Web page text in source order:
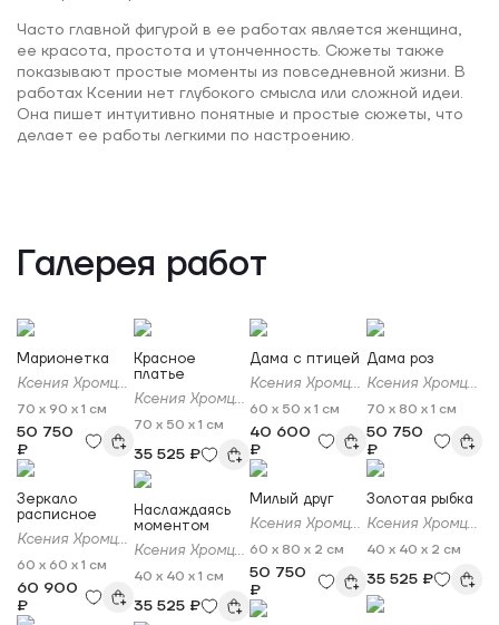
Часто главной фигурой в ее работах является женщина,
ее красота, простота и утонченность. Сюжеты также
показывают простые моменты из повседневной жизни. В
работах Ксении нет глубокого смысла или сложной идеи.
Она пишет интуитивно понятные и простые сюжеты, что
делает ее работы легкими по настроению.
Галерея работ
Марионетка
Ксения Хромцова
70 x 90 x 1 см
50 750
₽
Зеркало
расписное
Ксения Хромцова
60 x 60 x 1 см
60 900
₽
Красное
платье
Ксения Хромцова
70 x 50 x 1 см
35 525 ₽
Наслаждаясь
моментом
Ксения Хромцова
40 x 40 x 1 см
35 525 ₽
Дама с птицей
Ксения Хромцова
60 x 50 x 1 см
40 600
₽
Милый друг
Ксения Хромцова
60 x 80 x 2 см
50 750
₽
Дама роз
Ксения Хромцова
70 x 80 x 1 см
50 750
₽
Золотая рыбка
Ксения Хромцова
40 x 40 x 2 см
35 525 ₽